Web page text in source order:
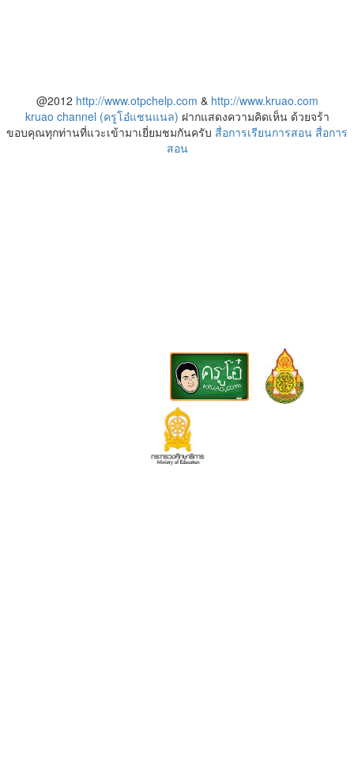
@2012 http://www.otpchelp.com & http://www.kruao.com
kruao channel (ครูโอ๋แชนแนล) ฝากแสดงความคิดเห็น ด้วยจร้า
ขอบคุณทุกท่านที่แวะเข้ามาเยี่ยมชมกันครับ สื่อการเรียนการสอน สื่อการ
สอน